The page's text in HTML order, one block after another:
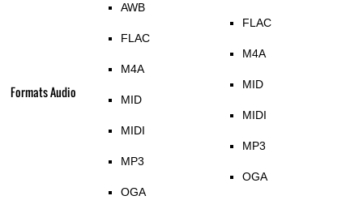
Formats Audio
AWB
FLAC
M4A
MID
MIDI
MP3
OGA
FLAC
M4A
MID
MIDI
MP3
OGA